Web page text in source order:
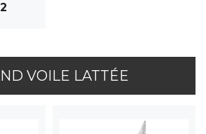
VOILE LATTÉE